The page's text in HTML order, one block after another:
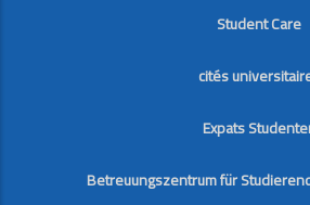
FOOTER
Student Care
cités
Expats
Betreuungszentrum für